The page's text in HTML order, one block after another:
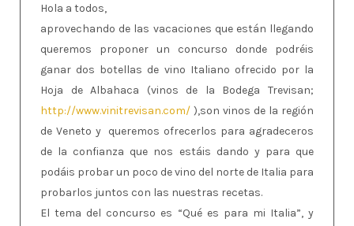
Hola a todos,
aprovechando de las vacaciones que están llegando
queremos proponer un concurso donde podréis
ganar dos botellas de vino Italiano ofrecido por la
Hoja de Albahaca (vinos de la Bodega Trevisan;
http://www.vinitrevisan.com/ ),son vinos de la región
de Veneto y queremos ofrecerlos para agradeceros
de la confianza que nos estáis dando y para que
podáis probar un poco de vino del norte de Italia para
probarlos juntos con las nuestras recetas.
El tema del concurso es “Qué es para mi Italia”, y